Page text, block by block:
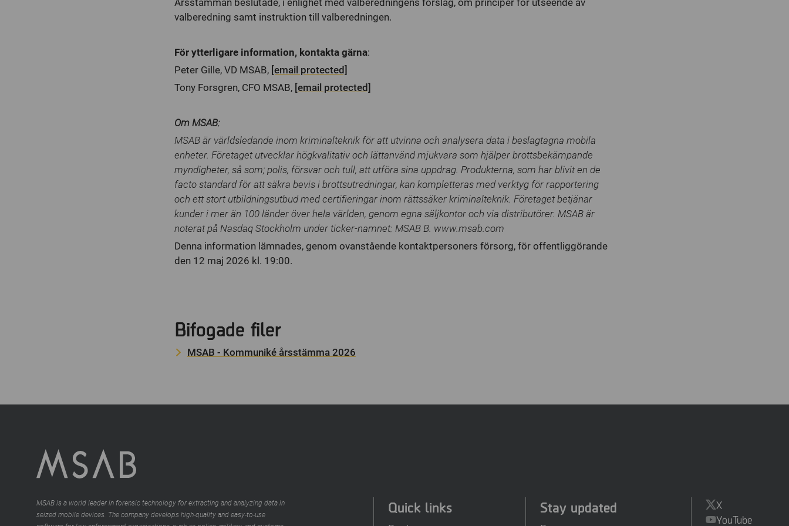
Årsstämman beslutade, i enlighet med valberedningens förslag, om principer för utseende av
valberedning samt instruktion till valberedningen.
För ytterligare information, kontakta gärna:
Peter Gille, VD MSAB, [email protected]
Tony Forsgren, CFO MSAB, [email protected]
Om MSAB:
MSAB är världsledande inom kriminalteknik för att utvinna och analysera data i beslagtagna mobila
enheter. Företaget utvecklar högkvalitativ och lättanvänd mjukvara som hjälper brottsbekämpande
myndigheter, så som; polis, försvar och tull, att utföra sina uppdrag. Produkterna, som har blivit en de
facto standard för att säkra bevis i brottsutredningar, kan kompletteras med verktyg för rapportering
och ett stort utbildningsutbud med certifieringar inom rättssäker kriminalteknik. Företaget betjänar
kunder i mer än 100 länder över hela världen, genom egna säljkontor och via distributörer. MSAB är
noterat på Nasdaq Stockholm under ticker-namnet: MSAB B. www.msab.com
Denna information lämnades, genom ovanstående kontaktpersoners försorg, för offentliggörande
den 12 maj 2026 kl. 19:00.
Bifogade filer
MSAB - Kommuniké årsstämma 2026
MSAB is a world leader in forensic technology for extracting and analyzing data in
seized mobile devices. The company develops high-quality and easy-to-use
Quick links Stay updated
X
YouTube